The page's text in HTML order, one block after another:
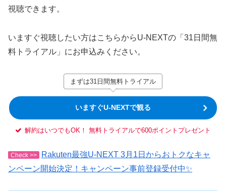
視聴できます。
いますぐ視聴したい方はこちらからU-NEXTの「31日間無
料トライアル」にお申込みください。
まずは31日間無料トライアル
いますぐU-NEXTで観る
解約はいつでもOK！ 無料トライアルで600ポイントプレゼント
Check >>
Rakuten最強U-NEXT 3月1日からおトクなキャ
ンペーン開始決定！キャンペーン事前登録受付中✨